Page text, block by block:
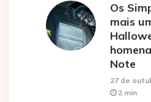
Os
mais
Note
27 de
2 min